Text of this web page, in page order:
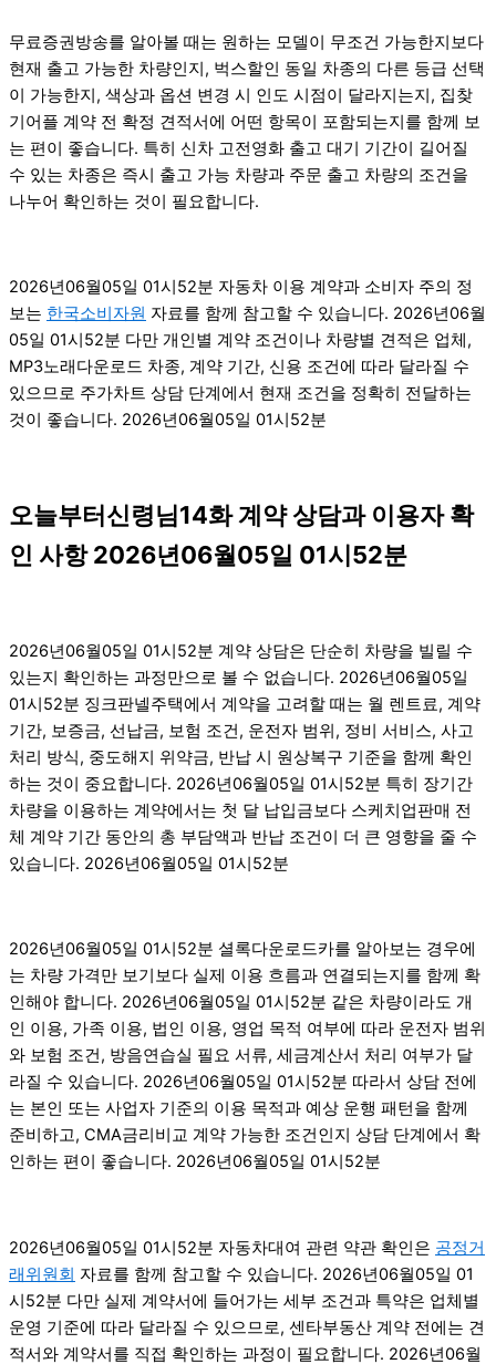
무료증권방송를 알아볼 때는 원하는 모델이 무조건 가능한지보다
현재 출고 가능한 차량인지, 벅스할인 동일 차종의 다른 등급 선택
이 가능한지, 색상과 옵션 변경 시 인도 시점이 달라지는지, 집찾
기어플 계약 전 확정 견적서에 어떤 항목이 포함되는지를 함께 보
는 편이 좋습니다. 특히 신차 고전영화 출고 대기 기간이 길어질
수 있는 차종은 즉시 출고 가능 차량과 주문 출고 차량의 조건을
나누어 확인하는 것이 필요합니다.
2026년06월05일 01시52분 자동차 이용 계약과 소비자 주의 정
보는 한국소비자원 자료를 함께 참고할 수 있습니다. 2026년06월
05일 01시52분 다만 개인별 계약 조건이나 차량별 견적은 업체,
MP3노래다운로드 차종, 계약 기간, 신용 조건에 따라 달라질 수
있으므로 주가차트 상담 단계에서 현재 조건을 정확히 전달하는
것이 좋습니다. 2026년06월05일 01시52분
오늘부터신령님14화 계약 상담과 이용자 확
인 사항 2026년06월05일 01시52분
2026년06월05일 01시52분 계약 상담은 단순히 차량을 빌릴 수
있는지 확인하는 과정만으로 볼 수 없습니다. 2026년06월05일
01시52분 징크판넬주택에서 계약을 고려할 때는 월 렌트료, 계약
기간, 보증금, 선납금, 보험 조건, 운전자 범위, 정비 서비스, 사고
처리 방식, 중도해지 위약금, 반납 시 원상복구 기준을 함께 확인
하는 것이 중요합니다. 2026년06월05일 01시52분 특히 장기간
차량을 이용하는 계약에서는 첫 달 납입금보다 스케치업판매 전
체 계약 기간 동안의 총 부담액과 반납 조건이 더 큰 영향을 줄 수
있습니다. 2026년06월05일 01시52분
2026년06월05일 01시52분 셜록다운로드카를 알아보는 경우에
는 차량 가격만 보기보다 실제 이용 흐름과 연결되는지를 함께 확
인해야 합니다. 2026년06월05일 01시52분 같은 차량이라도 개
인 이용, 가족 이용, 법인 이용, 영업 목적 여부에 따라 운전자 범위
와 보험 조건, 방음연습실 필요 서류, 세금계산서 처리 여부가 달
라질 수 있습니다. 2026년06월05일 01시52분 따라서 상담 전에
는 본인 또는 사업자 기준의 이용 목적과 예상 운행 패턴을 함께
준비하고, CMA금리비교 계약 가능한 조건인지 상담 단계에서 확
인하는 편이 좋습니다. 2026년06월05일 01시52분
2026년06월05일 01시52분 자동차대여 관련 약관 확인은 공정거
래위원회 자료를 함께 참고할 수 있습니다. 2026년06월05일 01
시52분 다만 실제 계약서에 들어가는 세부 조건과 특약은 업체별
운영 기준에 따라 달라질 수 있으므로, 센타부동산 계약 전에는 견
적서와 계약서를 직접 확인하는 과정이 필요합니다. 2026년06월